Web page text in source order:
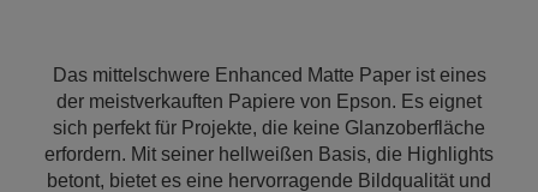
Das mittelschwere Enhanced Matte Paper ist eines
der meistverkauften Papiere von Epson. Es eignet
sich perfekt für Projekte, die keine Glanzoberfläche
erfordern. Mit seiner hellweißen Basis, die Highlights
betont, bietet es eine hervorragende Bildqualität und